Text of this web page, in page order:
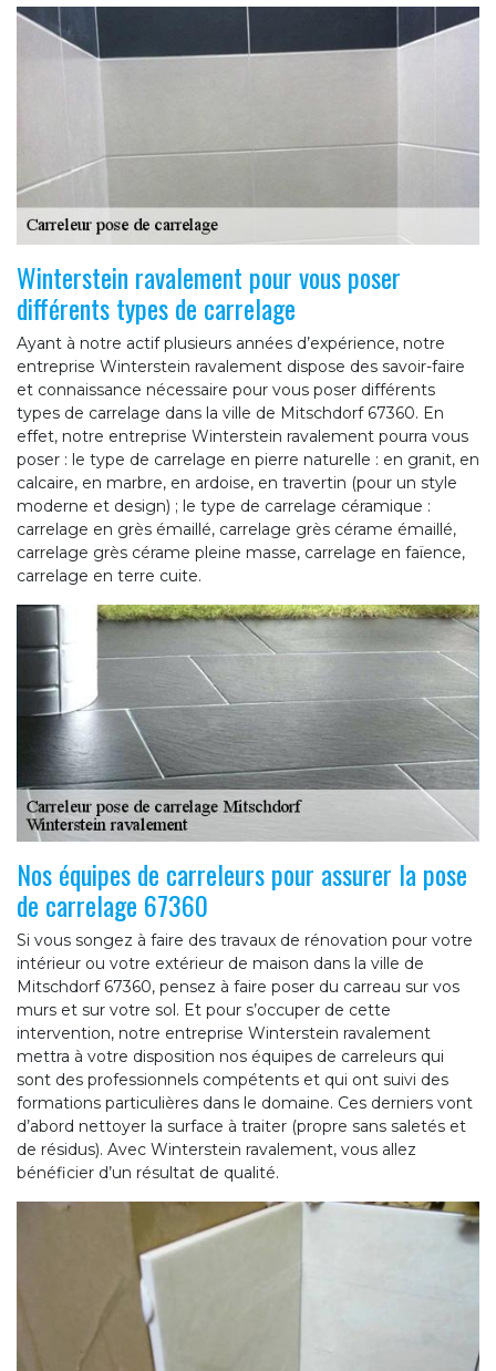
Winterstein ravalement pour vous poser
différents types de carrelage
Ayant à notre actif plusieurs années d’expérience, notre
entreprise Winterstein ravalement dispose des savoir-faire
et connaissance nécessaire pour vous poser différents
types de carrelage dans la ville de Mitschdorf 67360. En
effet, notre entreprise Winterstein ravalement pourra vous
poser : le type de carrelage en pierre naturelle : en granit, en
calcaire, en marbre, en ardoise, en travertin (pour un style
moderne et design) ; le type de carrelage céramique :
carrelage en grès émaillé, carrelage grès cérame émaillé,
carrelage grès cérame pleine masse, carrelage en faïence,
carrelage en terre cuite.
Nos équipes de carreleurs pour assurer la pose
de carrelage 67360
Si vous songez à faire des travaux de rénovation pour votre
intérieur ou votre extérieur de maison dans la ville de
Mitschdorf 67360, pensez à faire poser du carreau sur vos
murs et sur votre sol. Et pour s’occuper de cette
intervention, notre entreprise Winterstein ravalement
mettra à votre disposition nos équipes de carreleurs qui
sont des professionnels compétents et qui ont suivi des
formations particulières dans le domaine. Ces derniers vont
d’abord nettoyer la surface à traiter (propre sans saletés et
de résidus). Avec Winterstein ravalement, vous allez
bénéficier d’un résultat de qualité.